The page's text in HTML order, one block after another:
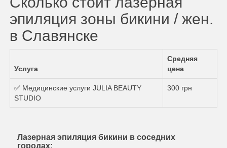
эпиляция зоны бикини / жен.
в Славянске
Услуга
Средняя
цена
✅ Медицинские услуги JULIA BEAUTY
STUDIO
300 грн
Лазерная эпиляция бикини в соседних
городах: